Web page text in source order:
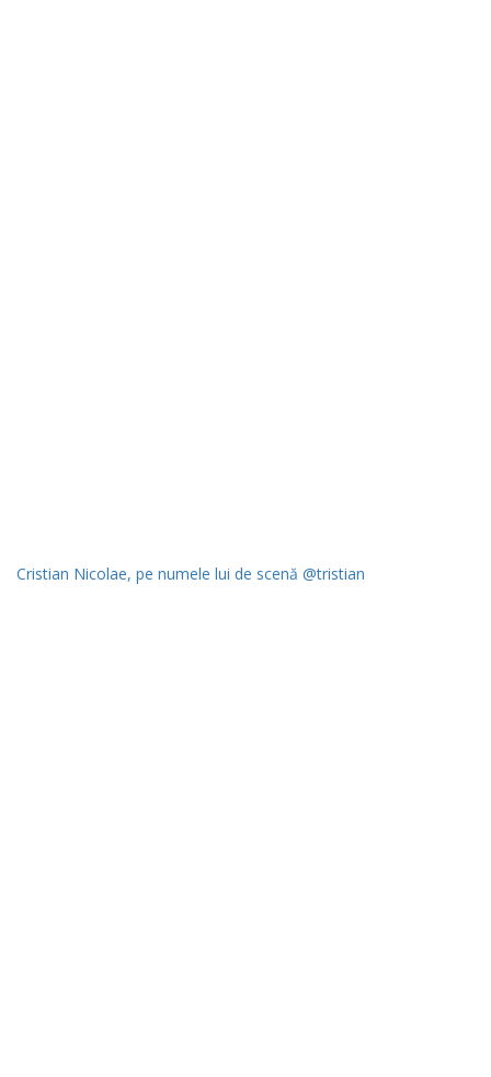
Cristian Nicolae, pe numele lui de scenă @tristian